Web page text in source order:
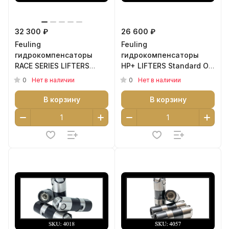
32 300 ₽
Feuling
гидрокомпенсаторы
RACE SERIES LIFTERS
Standard OD для
артикул 4017
0 Нет в наличии
В корзину
26 600 ₽
Feuling
гидрокомпенсаторы
HP+ LIFTERS Standard OD
для XL Sportster, Buell 91
артикул 4025
0 Нет в наличии
В корзину